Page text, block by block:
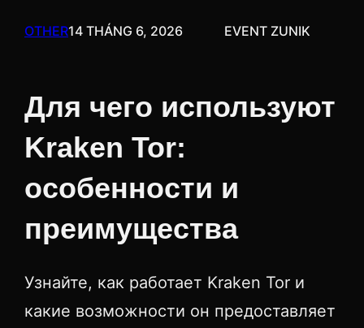
OTHER14 THÁNG 6, 2026 EVENT ZUNIK
Для чего используют
Kraken Tor:
особенности и
преимущества
Узнайте, как работает Kraken Tor и
какие возможности он предоставляет